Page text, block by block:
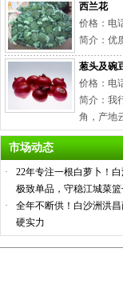
西兰花
价格：电
简介：优
葱头及碗
价格：电
简介：我
角，产地
市场动态
·
22年专注一根白萝卜！
极致单品，守稳江城菜
·
全年不断供！白沙洲洪
硬实力